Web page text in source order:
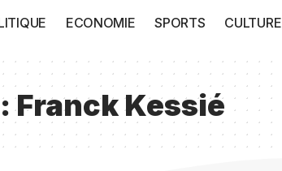
ECONOMIE SPORTS CULTURE
Franck Kessié